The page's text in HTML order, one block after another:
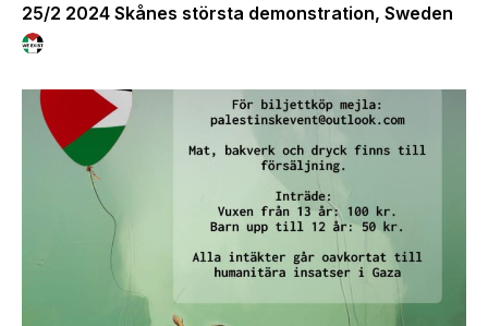
25/2 2024 Skånes största demonstration, Sweden